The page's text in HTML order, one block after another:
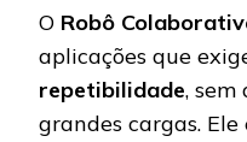
O Robô
aplicações que
repetibilidade, sem
grandes cargas.